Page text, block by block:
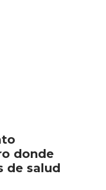
donde
de salud